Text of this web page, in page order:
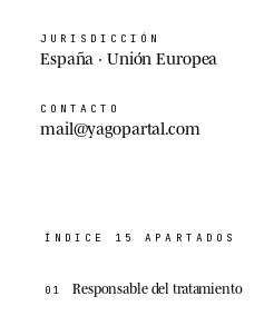
JURISDICCIÓN
España · Unión Europea
CONTACTO
mail@yagopartal.com
ÍNDICE 15 APARTADOS
01 Responsable del tratamiento